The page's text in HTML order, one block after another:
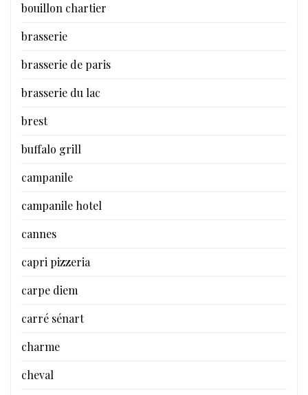
bouillon chartier
brasserie
brasserie de paris
brasserie du lac
brest
buffalo grill
campanile
campanile hotel
cannes
capri pizzeria
carpe diem
carré sénart
charme
cheval